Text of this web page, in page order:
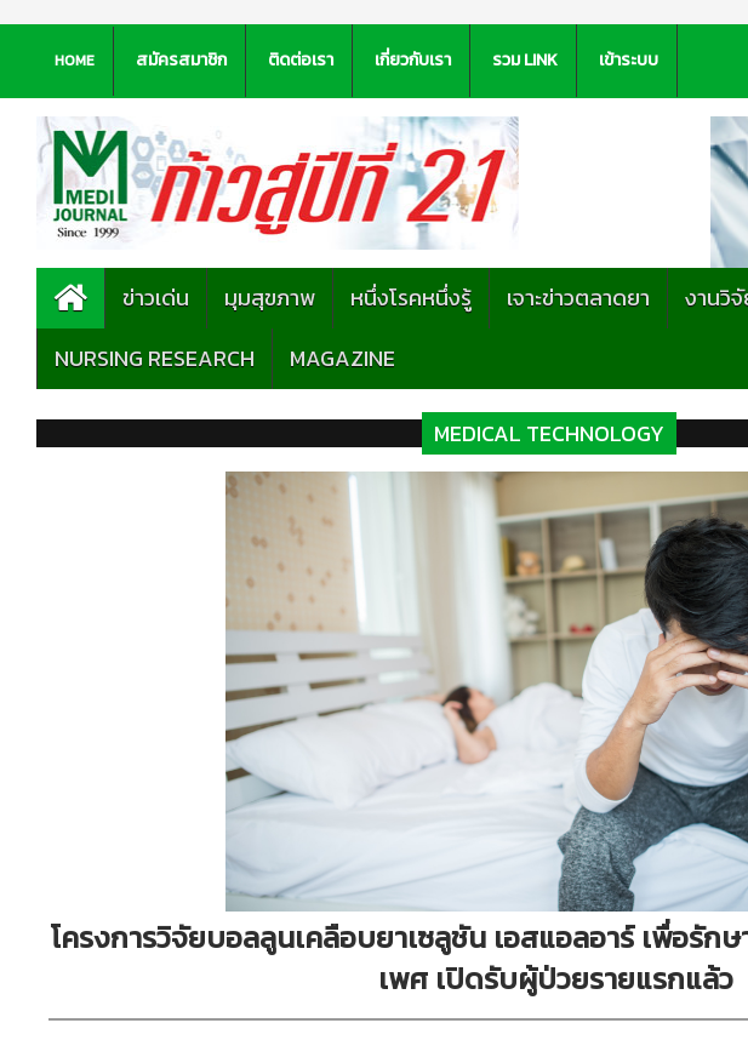
HOME สมัครสมาชิก ติดต่อเรา เกี่ยวกับเรา รวม LINK เข้าระบบ
ข่าวเด่น มุมสุขภาพ หนึ่งโรคหนึ่งรู้ เจาะข่าวตลาดยา งานวิ
NURSING RESEARCH
MAGAZINE
MEDICAL TECHNOLOGY
โครงการวิจัยบอลลูนเคลือบยาเซลูชัน เอสแอลอาร์ เพื่อรัก
เพศ เปิดรับผู้ป่วยรายแรกแล้ว